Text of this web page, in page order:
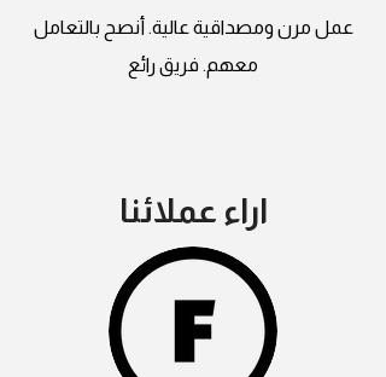
عمل مرن ومصداقية عالية. أنصح بالتعامل
معهم. فريق رائع
اراء عملائنا